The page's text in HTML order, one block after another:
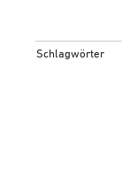
Schlagwörter